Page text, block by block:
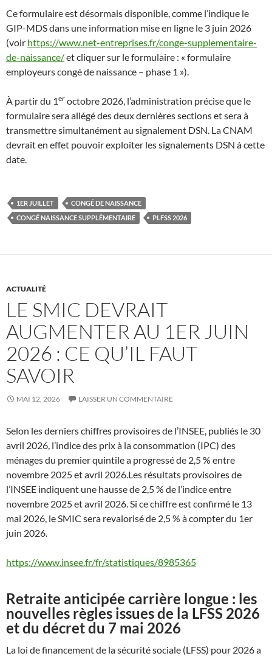
Ceformulaire est désormais disponible, comme l’indique le
GIP-MDS dans une information mise en ligne le 3 juin 2026
(voir https://www.net-entreprises.fr/conge-supplementaire-
de-naissance/et cliquer sur le formulaire : « formulaire
employeurs congé de naissance – phase 1 »).
À partir du 1er octobre 2026, l’administration précise que le
formulaire sera allégé des deux dernières sections et sera à
transmettre simultanément au signalement DSN. La CNAM
devrait en effet pouvoir exploiter les signalements DSN à cette
date.
1ER JUILLET
CONGÉ DE NAISSANCE
CONGÉ NAISSANCE SUPPLÉMENTAIRE
PLFSS 2026
ACTUALITÉ
LE SMIC DEVRAIT
AUGMENTER AU 1ER JUIN
2026 : CE QU’IL FAUT
SAVOIR
MAI 12, 2026 LAISSER UN COMMENTAIRE
Selon les derniers chiffres provisoires de l’INSEE, publiés le 30
avril 2026, l’indice des prix à la consommation (IPC) des
ménages du premier quintile a progressé de 2,5 % entre
novembre 2025 et avril 2026.Les résultats provisoires de
l’INSEE indiquent une hausse de 2,5 % de l’indice entre
novembre 2025 et avril 2026. Si ce chiffre est confirmé le 13
mai 2026, le SMIC sera revalorisé de 2,5 % à compter du 1er
juin 2026.
https://www.insee.fr/fr/statistiques/8985365
Retraite anticipée carrière longue : les
nouvelles règles issues de la LFSS 2026
et du décret du 7 mai 2026
La loi de financement de la sécurité sociale (LFSS) pour 2026 a